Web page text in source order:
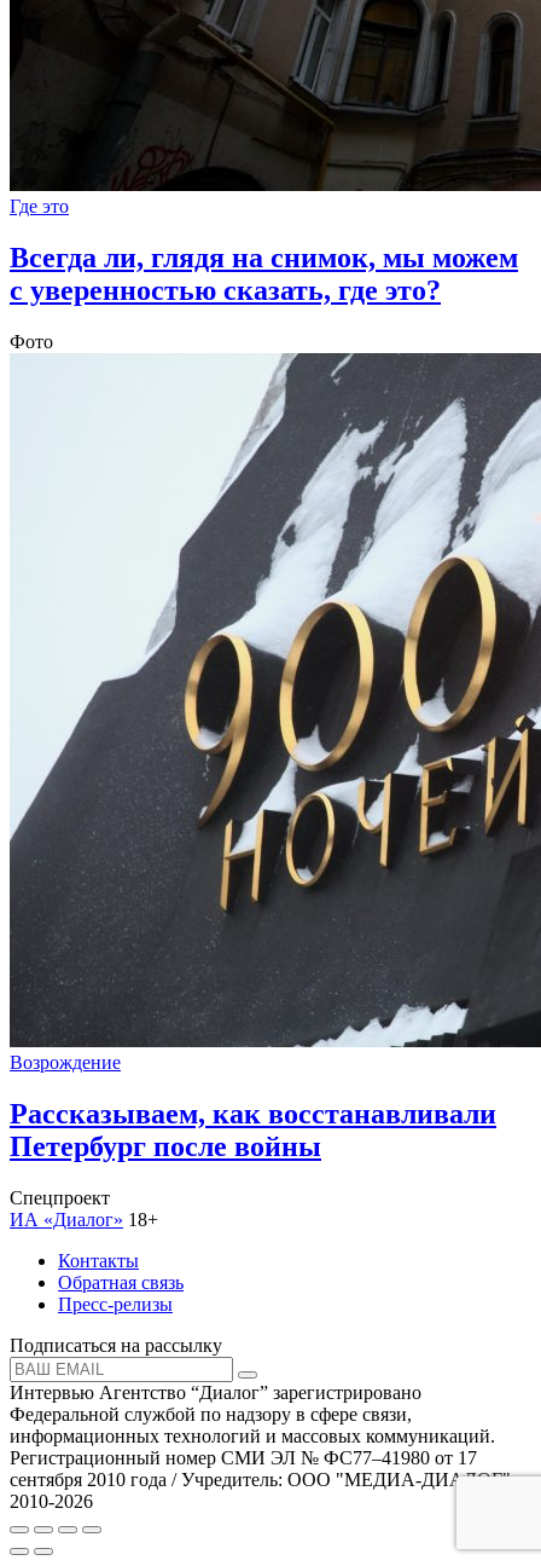
Где это
Всегда ли, глядя на снимок, мы можем
с уверенностью сказать, где это?
Фото
Возрождение
Рассказываем, как восстанавливали
Петербург после войны
Спецпроект
ИА «Диалог» 18+
Контакты
Обратная связь
Пресс-релизы
Подписаться на рассылку
Интервью Агентство “Диалог” зарегистрировано
Федеральной службой по надзору в сфере связи,
информационных технологий и массовых коммуникаций.
Регистрационный номер СМИ ЭЛ № ФС77–41980 от 17
сентября 2010 года / Учредитель: ООО "МЕДИА-ДИАЛОГ"
2010-2026